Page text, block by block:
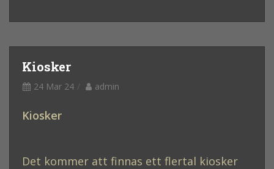
Kiosker
24 Mar 24 admin
Kiosker
Det kommer att finnas ett flertal kiosker